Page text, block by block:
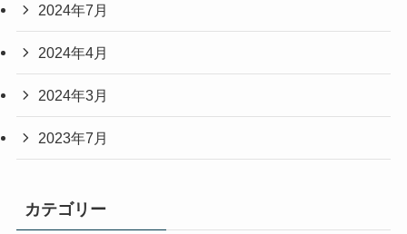
2024年7月
2024年4月
2024年3月
2023年7月
カテゴリー